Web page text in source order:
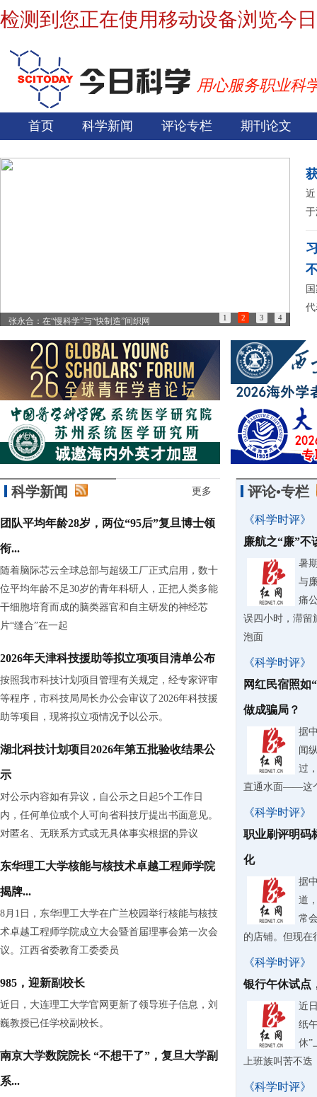
检测到您正在使用移动设备浏览今
用心服务职业科
首页 科学新闻 评论专栏 期刊论文
张永合：在“慢科学”与“快制造”间织网 1 2 3 4
科学新闻 更多
团队平均年龄28岁，两位“95后”复旦博士领
衔...
随着脑际芯云全球总部与超级工厂正式启用，数十
位平均年龄不足30岁的青年科研人，正把人类多能
干细胞培育而成的脑类器官和自主研发的神经芯
片“缝合”在一起
2026年天津科技援助等拟立项项目清单公布
按照我市科技计划项目管理有关规定，经专家评审
等程序，市科技局局长办公会审议了2026年科技援
助等项目，现将拟立项情况予以公示。
湖北科技计划项目2026年第五批验收结果公
示
对公示内容如有异议，自公示之日起5个工作日
内，任何单位或个人可向省科技厅提出书面意见。
对匿名、无联系方式或无具体事实根据的异议
东华理工大学核能与核技术卓越工程师学院
揭牌...
8月1日，东华理工大学在广兰校园举行核能与核技
术卓越工程师学院成立大会暨首届理事会第一次会
议。江西省委教育工委委员
985，迎新副校长
近日，大连理工大学官网更新了领导班子信息，刘
巍教授已任学校副校长。
南京大学数院院长 “不想干了”，复旦大学副
系...
评论•专栏
《科学时评》
廉航之“廉”不
暑
与
痛
误四小时，滞留
泡面
《科学时评》
网红民宿照如
做成骗局？
据
闻
过
直通水面——这
《科学时评》
职业刷评明码
化
据
道
常
的店铺。但现在
《科学时评》
银行午休试点
近
纸
休”
上班族叫苦不迭
《科学时评》